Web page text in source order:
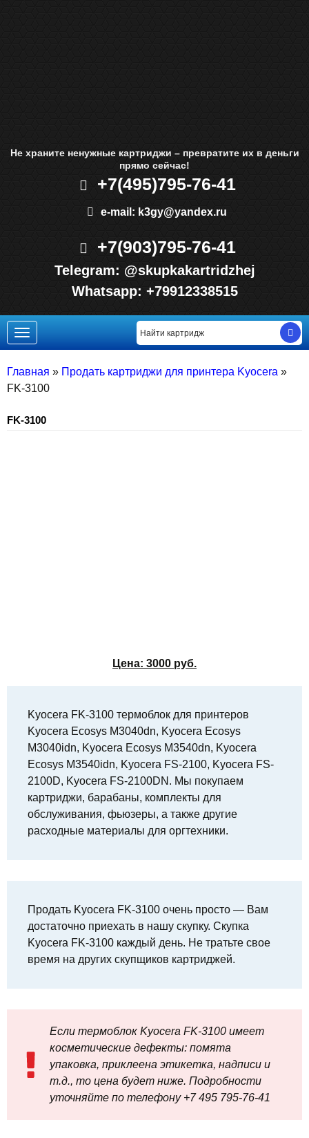
Не храните ненужные картриджи – превратите их в деньги
прямо сейчас!
+7(495)795-76-41
e-mail: k3gy@yandex.ru
+7(903)795-76-41
Telegram: @skupkakartridzhej
Whatsapp: +79912338515
Toggle
navigation
Главная » Продать картриджи для принтера Kyocera »
FK-3100
FK-3100
Цена: 3000 руб.
Kyocera FK-3100 термоблок для принтеров
Kyocera Ecosys M3040dn, Kyocera Ecosys
M3040idn, Kyocera Ecosys M3540dn, Kyocera
Ecosys M3540idn, Kyocera FS-2100, Kyocera FS-
2100D, Kyocera FS-2100DN. Мы покупаем
картриджи, барабаны, комплекты для
обслуживания, фьюзеры, а также другие
расходные материалы для оргтехники.
Продать Kyocera FK-3100 очень просто — Вам
достаточно приехать в нашу скупку. Скупка
Kyocera FK-3100 каждый день. Не тратьте свое
время на других скупщиков картриджей.
Если термоблок Kyocera FK-3100 имеет
косметические дефекты: помята
упаковка, приклеена этикетка, надписи и
т.д., то цена будет ниже. Подробности
уточняйте по телефону +7 495 795‑76-41